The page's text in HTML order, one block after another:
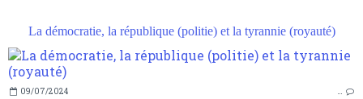
La démocratie, la république (politie) et la tyrannie (royauté)
09/07/2024 …